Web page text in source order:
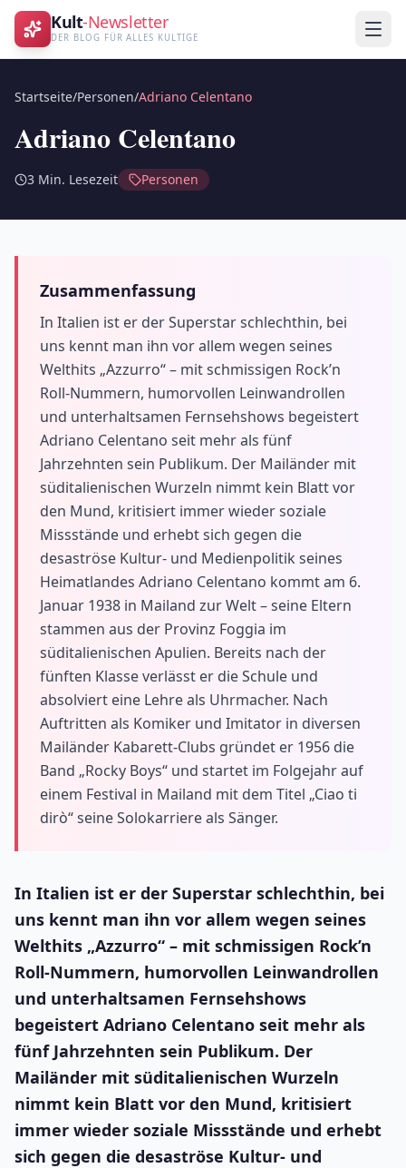
Kult-Newsletter
DER BLOG FÜR ALLES KULTIGE
Startseite/Personen/Adriano Celentano
Adriano Celentano
3 Min. Lesezeit Personen
Zusammenfassung
In Italien ist er der Superstar schlechthin, bei
uns kennt man ihn vor allem wegen seines
Welthits „Azzurro“ – mit schmissigen Rock’n
Roll-Nummern, humorvollen Leinwandrollen
und unterhaltsamen Fernsehshows begeistert
Adriano Celentano seit mehr als fünf
Jahrzehnten sein Publikum. Der Mailänder mit
süditalienischen Wurzeln nimmt kein Blatt vor
den Mund, kritisiert immer wieder soziale
Missstände und erhebt sich gegen die
desaströse Kultur- und Medienpolitik seines
Heimatlandes Adriano Celentano kommt am 6.
Januar 1938 in Mailand zur Welt – seine Eltern
stammen aus der Provinz Foggia im
süditalienischen Apulien. Bereits nach der
fünften Klasse verlässt er die Schule und
absolviert eine Lehre als Uhrmacher. Nach
Auftritten als Komiker und Imitator in diversen
Mailänder Kabarett-Clubs gründet er 1956 die
Band „Rocky Boys“ und startet im Folgejahr auf
einem Festival in Mailand mit dem Titel „Ciao ti
dirò“ seine Solokarriere als Sänger.
In Italien ist er der Superstar schlechthin, bei
uns kennt man ihn vor allem wegen seines
Welthits „Azzurro“ – mit schmissigen Rock’n
Roll-Nummern, humorvollen Leinwandrollen
und unterhaltsamen Fernsehshows
begeistert Adriano Celentano seit mehr als
fünf Jahrzehnten sein Publikum. Der
Mailänder mit süditalienischen Wurzeln
nimmt kein Blatt vor den Mund, kritisiert
immer wieder soziale Missstände und erhebt
sich gegen die desaströse Kultur- und